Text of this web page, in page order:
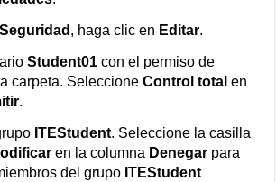
Seguridad , haga clic en Editar.
Student01 con el permiso de
carpeta. SeleccioneControl total en
.
ITEStudent. Seleccione la casilla
en la columna Denegar para
del grupo ITEStudent